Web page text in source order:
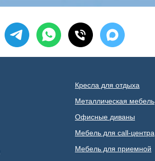
Кресла для отдыха
Металлическая мебель
Офисные диваны
Мебель для call-центра
Мебель для приемной